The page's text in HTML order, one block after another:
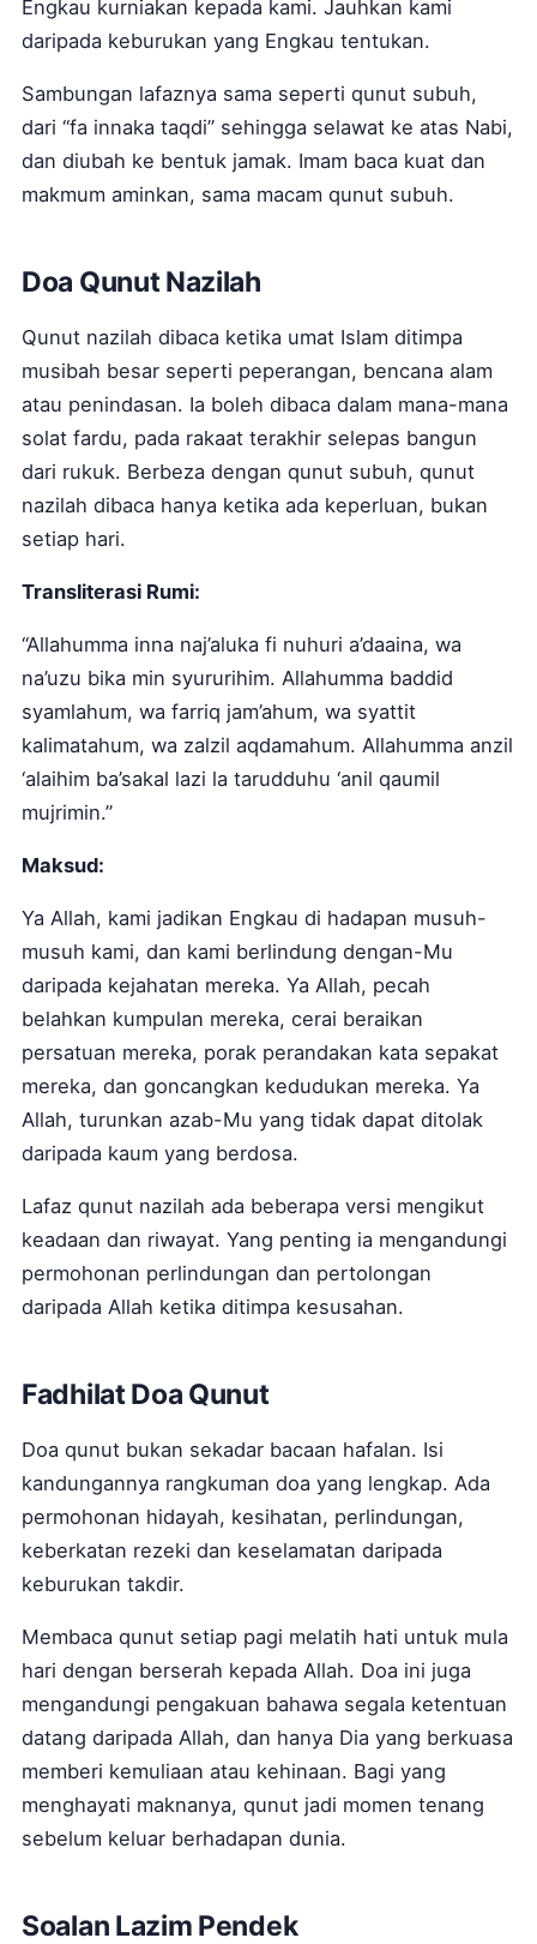
Engkau kurniakan kepada kami. Jauhkan kami
daripada keburukan yang Engkau tentukan.
Sambungan lafaznya sama seperti qunut subuh,
dari “fa innaka taqdi” sehingga selawat ke atas Nabi,
dan diubah ke bentuk jamak. Imam baca kuat dan
makmum aminkan, sama macam qunut subuh.
Doa Qunut Nazilah
Qunut nazilah dibaca ketika umat Islam ditimpa
musibah besar seperti peperangan, bencana alam
atau penindasan. Ia boleh dibaca dalam mana-mana
solat fardu, pada rakaat terakhir selepas bangun
dari rukuk. Berbeza dengan qunut subuh, qunut
nazilah dibaca hanya ketika ada keperluan, bukan
setiap hari.
Transliterasi Rumi:
“Allahumma inna naj’aluka fi nuhuri a’daaina, wa
na’uzu bika min syururihim. Allahumma baddid
syamlahum, wa farriq jam’ahum, wa syattit
kalimatahum, wa zalzil aqdamahum. Allahumma anzil
‘alaihim ba’sakal lazi la tarudduhu ‘anil qaumil
mujrimin.”
Maksud:
Ya Allah, kami jadikan Engkau di hadapan musuh-
musuh kami, dan kami berlindung dengan-Mu
daripada kejahatan mereka. Ya Allah, pecah
belahkan kumpulan mereka, cerai beraikan
persatuan mereka, porak perandakan kata sepakat
mereka, dan goncangkan kedudukan mereka. Ya
Allah, turunkan azab-Mu yang tidak dapat ditolak
daripada kaum yang berdosa.
Lafaz qunut nazilah ada beberapa versi mengikut
keadaan dan riwayat. Yang penting ia mengandungi
permohonan perlindungan dan pertolongan
daripada Allah ketika ditimpa kesusahan.
Fadhilat Doa Qunut
Doa qunut bukan sekadar bacaan hafalan. Isi
kandungannya rangkuman doa yang lengkap. Ada
permohonan hidayah, kesihatan, perlindungan,
keberkatan rezeki dan keselamatan daripada
keburukan takdir.
Membaca qunut setiap pagi melatih hati untuk mula
hari dengan berserah kepada Allah. Doa ini juga
mengandungi pengakuan bahawa segala ketentuan
datang daripada Allah, dan hanya Dia yang berkuasa
memberi kemuliaan atau kehinaan. Bagi yang
menghayati maknanya, qunut jadi momen tenang
sebelum keluar berhadapan dunia.
Soalan Lazim Pendek